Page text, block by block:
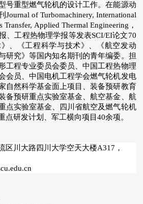
号重型燃气轮机的设计工作。在能源动
Journal of Turbomachinery, International
Transfer, Applied Thermal Engineering，
、工程热物理学报等发表SCI/EI论文70
、《工程科学与技术》、《航空发动
研究》等国内知名期刊的青年编委。担
工程专业委员会委员、中国工程热物理
会员、中国电机工程学会燃气轮机发电
自然科学基金面上项目、装备预研教育
备预研重点实验室基金、航空基金、航
点实验室基金、四川省航空及燃气轮机
点研发计划、军工横向项目40余项。
区川大路 四川大学空天大楼A317，